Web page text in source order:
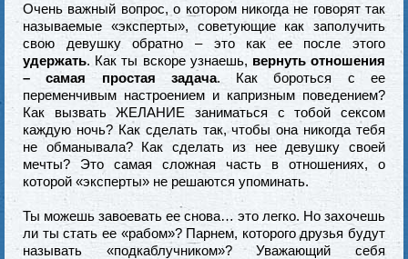
Очень важный вопрос, о котором никогда не говорят так
называемые «эксперты», советующие как заполучить
свою девушку обратно – это как ее после этого
удержать. Как ты вскоре узнаешь, вернуть отношения
– самая простая задача. Как бороться с ее
переменчивым настроением и капризным поведением?
Как вызвать ЖЕЛАНИЕ заниматься с тобой сексом
каждую ночь? Как сделать так, чтобы она никогда тебя
не обманывала? Как сделать из нее девушку своей
мечты? Это самая сложная часть в отношениях, о
которой «эксперты» не решаются упоминать.
Ты можешь завоевать ее снова… это легко. Но захочешь
ли ты стать ее «рабом»? Парнем, которого друзья будут
называть «подкаблучником»? Уважающий себя